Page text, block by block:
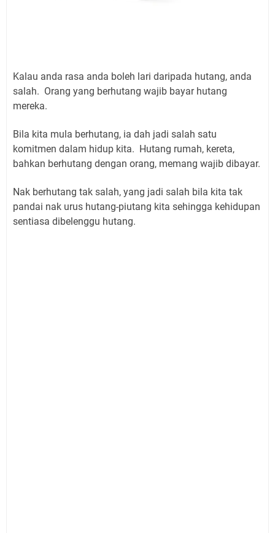
Kalau anda rasa anda boleh lari daripada hutang, anda
salah. Orang yang berhutang wajib bayar hutang
mereka.
Bila kita mula berhutang, ia dah jadi salah satu
komitmen dalam hidup kita. Hutang rumah, kereta,
bahkan berhutang dengan orang, memang wajib dibayar.
Nak berhutang tak salah, yang jadi salah bila kita tak
pandai nak urus hutang-piutang kita sehingga kehidupan
sentiasa dibelenggu hutang.